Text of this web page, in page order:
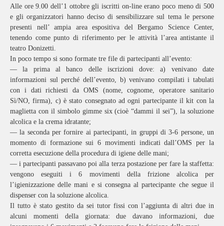
Alle ore 9.00 dell’1 ottobre gli iscritti on-line erano poco meno di 500
e gli organizzatori hanno deciso di sensibilizzare sul tema le persone
presenti nell’ ampia area espositiva del Bergamo Science Center,
tenendo come punto di riferimento per le attività l’area antistante il
teatro Donizetti.
In poco tempo si sono formate tre file di partecipanti all’evento:
— la prima al banco delle iscrizioni dove: a) venivano date
informazioni sul perché dell’evento, b) venivano compilati i tabulati
con i dati richiesti da OMS (nome, cognome, operatore sanitario
Sì/NO, firma), c) è stato consegnato ad ogni partecipante il kit con la
maglietta con il simbolo gimme six (cioè “dammi il sei”), la soluzione
alcolica e la crema idratante;
— la seconda per fornire ai partecipanti, in gruppi di 3-6 persone, un
momento di formazione sui 6 movimenti indicati dall’OMS per la
corretta esecuzione della procedura di igiene delle mani;
— i partecipanti passavano poi alla terza postazione per fare la staffetta:
vengono eseguiti i 6 movimenti della frizione alcolica per
l’igienizzazione delle mani e si consegna al partecipante che segue il
dispenser con la soluzione alcolica.
Il tutto è stato gestito da sei tutor fissi con l’aggiunta di altri due in
alcuni momenti della giornata: due davano informazioni, due